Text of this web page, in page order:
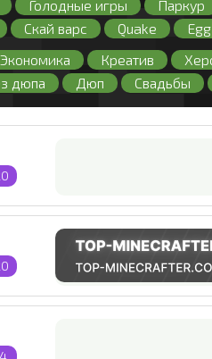
Голодные игры Паркур
Скай варс Quake
Экономика Креатив
дюпа Дюп Свадьбы
Без регистрации С
Регистрация Лицензия